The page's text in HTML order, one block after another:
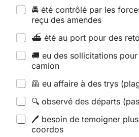
🚔 été contrôlé par les
reçu des amendes
⛴️ été au port pour des
🚚 eu des sollicitations
camion
🦺 eu affaire à des trys
🔍 observé des départs
🖊️ besoin de temoigner
coordos